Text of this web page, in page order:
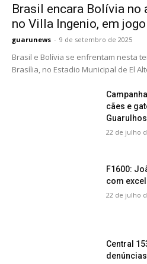
Brasil encara Bolívia no
no Villa Ingenio, em
guarunews - 9 de setembro de 2025
Brasil e Bolívia se enfrentam nesta
Brasília, no Estadio Municipal de El
cães e
Guarulhos
22 de julho
F1600:
com
22 de julho
Central